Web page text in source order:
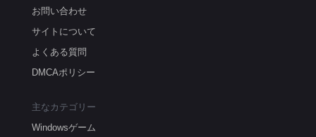
お問い合わせ
サイトについて
よくある質問
DMCAポリシー
主なカテゴリー
Windowsゲーム